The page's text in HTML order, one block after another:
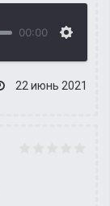
00:00
22 июнь 2021